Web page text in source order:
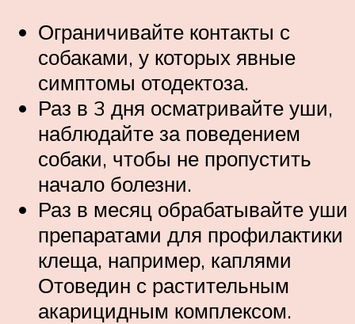
Ограничивайте контакты с
собаками, у которых явные
симптомы отодектоза.
Раз в 3 дня осматривайте уши,
наблюдайте за поведением
собаки, чтобы не пропустить
начало болезни.
Раз в месяц обрабатывайте уши
препаратами для профилактики
клеща, например, каплями
Отоведин с растительным
акарицидным комплексом.